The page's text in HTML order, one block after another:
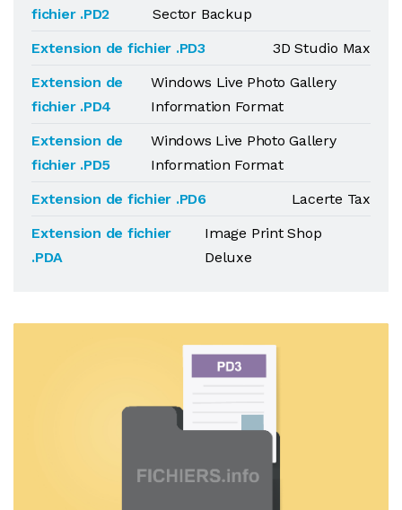
fichier .PD2
Sector Backup
Extension de fichier .PD3
3D Studio Max
Extension de
fichier .PD4
Windows Live Photo Gallery
Information Format
Extension de
fichier .PD5
Windows Live Photo Gallery
Information Format
Extension de fichier .PD6
Lacerte Tax
Extension de fichier
.PDA
Image Print Shop
Deluxe